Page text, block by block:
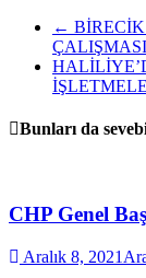
←
ÇALIŞMASI
Bunları da
CHP Genel
Aralık 8, 2021